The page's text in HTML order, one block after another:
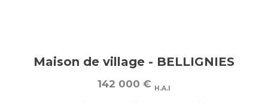
Maison de village - BELLIGNIES
142 000 € H.A.I